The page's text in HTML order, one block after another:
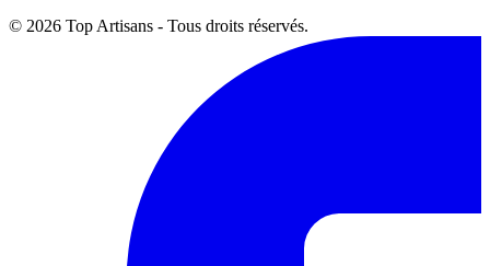
© 2026 Top Artisans - Tous droits réservés.